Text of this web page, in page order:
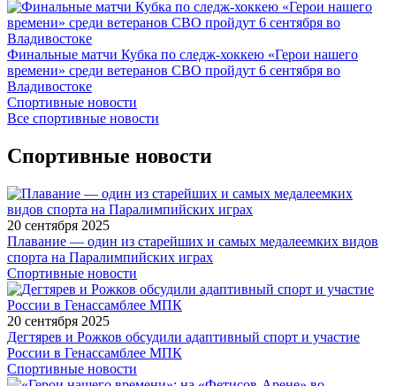
Финальные матчи Кубка по следж-хоккею «Герои нашего
времени» среди ветеранов СВО пройдут 6 сентября во
Владивостоке
Спортивные новости
Все спортивные новости
Спортивные новости
20 сентября 2025
Плавание — один из старейших и самых медалеемких видов
спорта на Паралимпийских играх
Спортивные новости
20 сентября 2025
Дегтярев и Рожков обсудили адаптивный спорт и участие
России в Генассамблее МПК
Спортивные новости